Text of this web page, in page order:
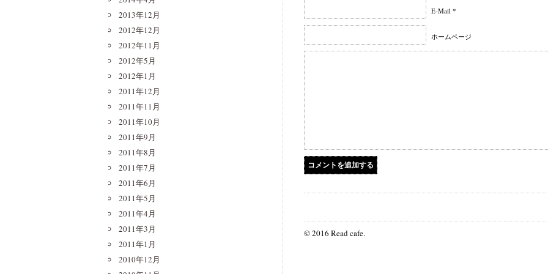
E-Mail *
ホームページ
2013年12月
2012年12月
2012年11月
2012年5月
2012年1月
2011年12月
2011年11月
2011年10月
2011年9月
2011年8月
2011年7月
2011年6月
2011年5月
2011年4月
2011年3月
2011年1月
2010年12月
© 2016 Read cafe.